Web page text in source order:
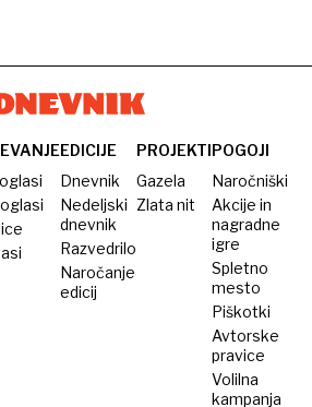
EDICIJE
Dnevnik
Nedeljski
dnevnik
Razvedrilo
Naročanje
edicij
PROJEKTI
Gazela
Zlata nit
POGOJI
Naročniški
Akcije in
nagradne
igre
Spletno
mesto
Piškotki
Avtorske
pravice
Volilna
kampanja